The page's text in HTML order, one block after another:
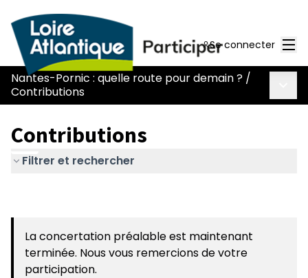
Se connecter
Nantes-Pornic : quelle route pour demain ? /
Contributions
Contributions
Filtrer et rechercher
La concertation préalable est maintenant
terminée. Nous vous remercions de votre
participation.